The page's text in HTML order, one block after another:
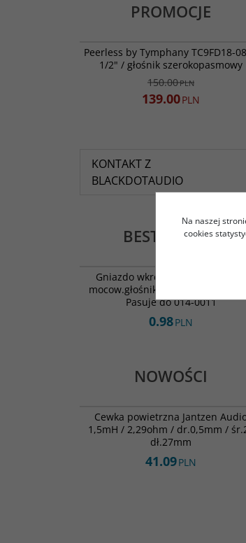
PROMOCJE
Peerless by Tymphany TC9FD18-
1/2" / głośnik szerokopasmowy
150.00PLN
139.00PLN
KONTAKT Z
BLACKDOTAUDIO
BESTSELLERY
Gniazdo wkręcane M5 ocynk, do
mocow.głośników, śred-10 l-12mm.
Pasuje do 014-0011
0.98PLN
NOWOŚCI
Cewka powietrzna Jantzen
1,5mH / 2,29ohm / dr.0,5mm /
dł.27mm
41.09PLN
Na naszej
cookies